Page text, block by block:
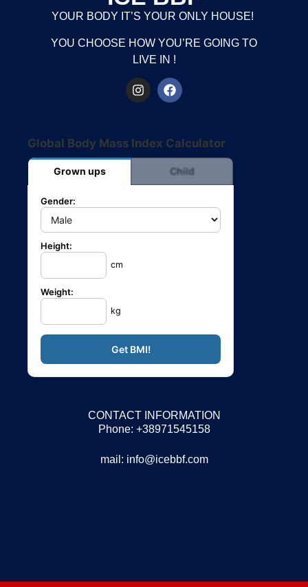
YOUR BODY IT’S YOUR ONLY HOUSE!
YOU CHOOSE HOW YOU’RE GOING TO
LIVE IN !
Global Body Mass Index Calculator
Grown ups Child
Gender:
Height:
cm
Weight:
kg
CONTACT INFORMATION
Phone: +38971545158
mail: info@icebbf.com